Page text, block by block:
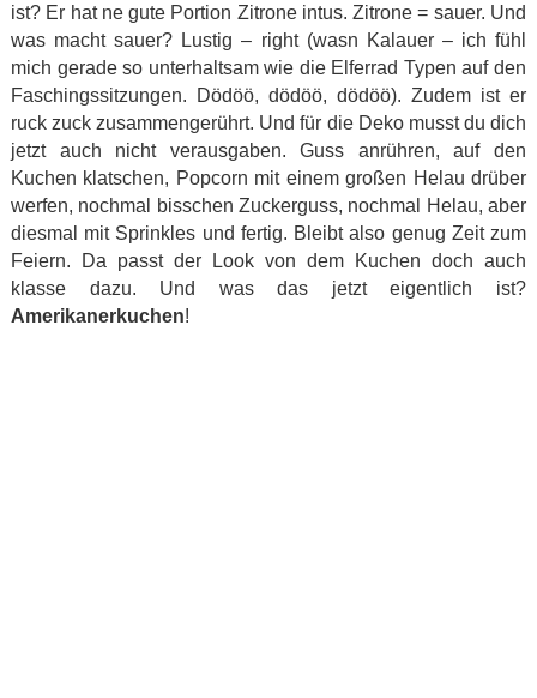
ist? Er hat ne gute Portion Zitrone intus. Zitrone = sauer. Und
was macht sauer? Lustig – right (wasn Kalauer – ich fühl
mich gerade so unterhaltsam wie die Elferrad Typen auf den
Faschingssitzungen. Dödöö, dödöö, dödöö). Zudem ist er
ruck zuck zusammengerührt. Und für die Deko musst du dich
jetzt auch nicht verausgaben. Guss anrühren, auf den
Kuchen klatschen, Popcorn mit einem großen Helau drüber
werfen, nochmal bisschen Zuckerguss, nochmal Helau, aber
diesmal mit Sprinkles und fertig. Bleibt also genug Zeit zum
Feiern. Da passt der Look von dem Kuchen doch auch
klasse dazu. Und was das jetzt eigentlich ist?
Amerikanerkuchen!